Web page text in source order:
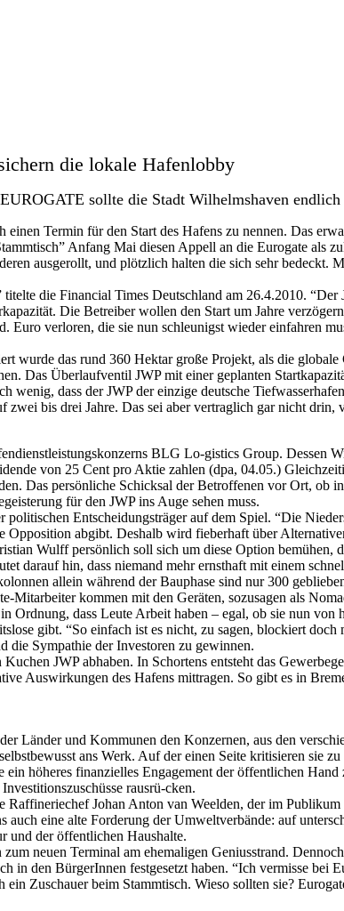
die lokale Hafenlobby
sollte die Stadt Wilhelmshaven
Termin für den Start des Hafens zu nennen. Das
Anfang Mai diesen Appell an die Eurogate als
ausgerollt, und plötzlich halten die sich sehr
die Financial Times Deutschland am 26.4.2010.
Die Betreiber wollen den Start um Jahre
Euro verloren, die sie nun schleunigst wieder einfahren
wurde das rund 360 Hektar große Projekt, als die
Das Überlaufventil JWP mit einer geplanten
wenig, dass der JWP der einzige deutsche
zwei bis drei Jahre. Das sei aber vertraglich gar nicht
BLG Lo-gis­tics Group. Dessen
von 25 Cent pro Aktie zahlen (dpa, 04.05.)
Das persönliche Schicksal der Betroffenen vor Ort,
für den JWP ins Auge sehen muss.
politischen Entscheidungsträger auf dem Spiel. “Die
abgibt. Deshalb wird fieberhaft über
Wulff persönlich soll sich um diese Option bemühen,
darauf hin, dass niemand mehr ernsthaft mit einem
allein während der Bauphase sind nur 300
Mitarbeiter kommen mit den Geräten, sozusagen als
Ordnung, dass Leute Arbeit haben – egal, ob sie nun
gibt. “So einfach ist es nicht, zu sagen, blockiert
die Sympathie der Investoren zu gewinnen.
JWP abhaben. In Schortens entsteht das
Auswirkungen des Hafens mittragen. So gibt es in
Länder und Kommunen den Konzernen, aus den
ans Werk. Auf der einen Seite kritisieren sie
ein höheres finanzielles Engagement der öffentlichen
rausrü-cken.
Johan Anton van Weelden, der im
auch eine alte Forderung der Umweltverbände: auf
und der öffentlichen Haushalte.
neuen Terminal am ehemaligen Geniusstrand.
in den BürgerInnen festgesetzt haben. “Ich vermisse bei
Zuschauer beim Stammtisch. Wieso sollten sie?